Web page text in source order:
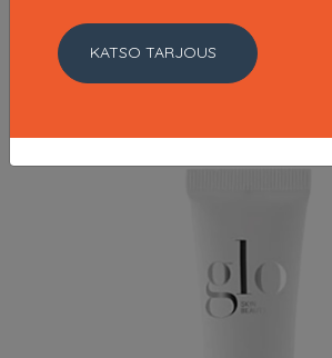
LISÄTIETOJA
KATSO TARJOUS